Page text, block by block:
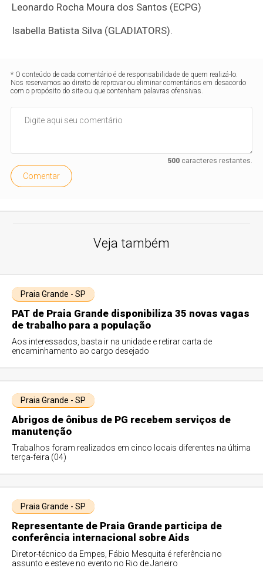
Leonardo Rocha Moura dos Santos (ECPG)
Isabella Batista Silva (GLADIATORS).
* O conteúdo de cada comentário é de responsabilidade de quem realizá-lo.
Nos reservamos ao direito de reprovar ou eliminar comentários em desacordo
com o propósito do site ou que contenham palavras ofensivas.
500caracteres restantes.
Comentar
Veja também
Praia Grande - SP
PAT de Praia Grande disponibiliza 35 novas vagas
de trabalho para a população
Aos interessados, basta ir na unidade e retirar carta de
encaminhamento ao cargo desejado
Praia Grande - SP
Abrigos de ônibus de PG recebem serviços de
manutenção
Trabalhos foram realizados em cinco locais diferentes na última
terça-feira (04)
Praia Grande - SP
Representante de Praia Grande participa de
conferência internacional sobre Aids
Diretor-técnico da Empes, Fábio Mesquita é referência no
assunto e esteve no evento no Rio de Janeiro